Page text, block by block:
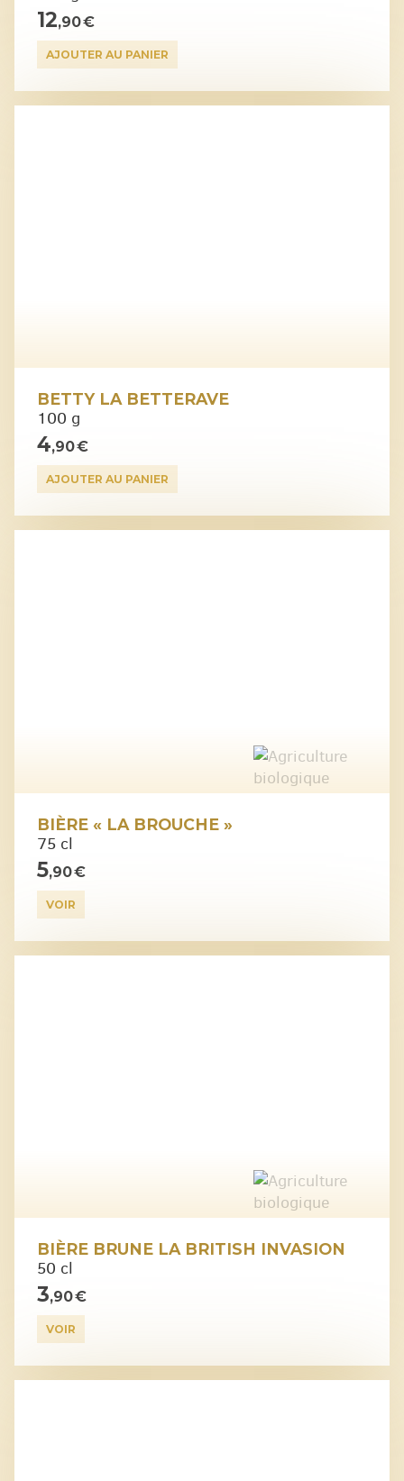
12,90 €
AJOUTER AU PANIER
BETTY LA BETTERAVE
100 g
4,90 €
AJOUTER AU PANIER
BIÈRE « LA BROUCHE »
75 cl
5,90 €
VOIR
BIÈRE BRUNE LA BRITISH INVASION
50 cl
3,90 €
VOIR